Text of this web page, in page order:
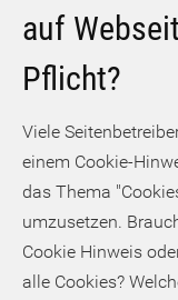
auf
Pflicht?
Viele
einem Cookie-
das Thema
umzusetzen.
Cookie Hinweis
alle Cookies?